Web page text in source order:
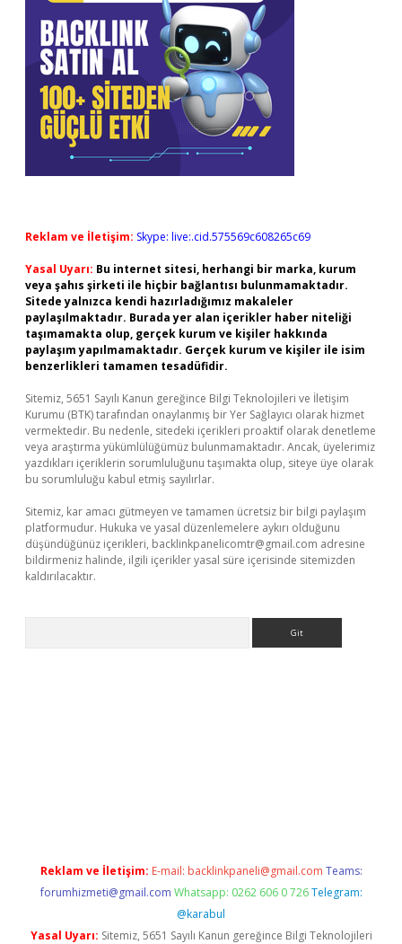
Reklam ve İletişim: Skype: live:.cid.575569c608265c69
Yasal Uyarı: Bu internet sitesi, herhangi bir marka, kurum
veya şahıs şirketi ile hiçbir bağlantısı bulunmamaktadır.
Sitede yalnızca kendi hazırladığımız makaleler
paylaşılmaktadır. Burada yer alan içerikler haber niteliği
taşımamakta olup, gerçek kurum ve kişiler hakkında
paylaşım yapılmamaktadır. Gerçek kurum ve kişiler ile isim
benzerlikleri tamamen tesadüfidir.
Sitemiz, 5651 Sayılı Kanun gereğince Bilgi Teknolojileri ve İletişim
Kurumu (BTK) tarafından onaylanmış bir Yer Sağlayıcı olarak hizmet
vermektedir. Bu nedenle, sitedeki içerikleri proaktif olarak denetleme
veya araştırma yükümlülüğümüz bulunmamaktadır. Ancak, üyelerimiz
yazdıkları içeriklerin sorumluluğunu taşımakta olup, siteye üye olarak
bu sorumluluğu kabul etmiş sayılırlar.
Sitemiz, kar amacı gütmeyen ve tamamen ücretsiz bir bilgi paylaşım
platformudur. Hukuka ve yasal düzenlemelere aykırı olduğunu
düşündüğünüz içerikleri, backlinkpanelicomtr@gmail.com adresine
bildirmeniz halinde, ilgili içerikler yasal süre içerisinde sitemizden
kaldırılacaktır.
Reklam ve İletişim: E-mail: backlinkpaneli@gmail.com Teams:
forumhizmeti@gmail.com Whatsapp: 0262 606 0 726 Telegram:
@karabul
Yasal Uyarı: Sitemiz, 5651 Sayılı Kanun gereğince Bilgi Teknolojileri